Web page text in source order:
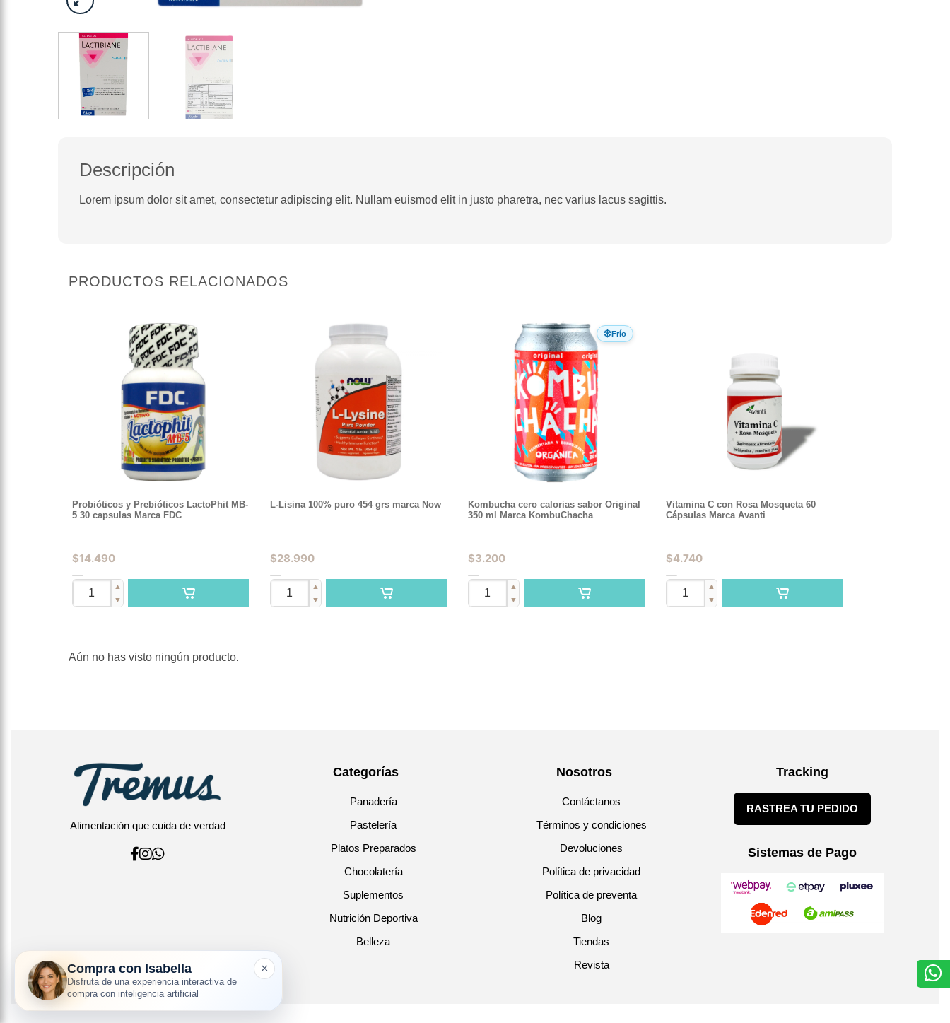
Descripción
Lorem ipsum dolor sit amet, consectetur adipiscing elit. Nullam euismod elit in justo pharetra, nec varius lacus sagittis.
PRODUCTOS RELACIONADOS
Probióticos y Prebióticos LactoPhit MB-
5 30 capsulas Marca FDC
$14.490
▲
▼
L-Lisina 100% puro 454 grs marca Now
$28.990
▲
▼
Frío
Kombucha cero calorias sabor Original
350 ml Marca KombuChacha
$3.200
▲
▼
Vitamina C con Rosa Mosqueta 60
Cápsulas Marca Avanti
$4.740
▲
▼
Aún no has visto ningún producto.
Alimentación que cuida de verdad
Categorías
Panadería
Pastelería
Platos Preparados
Chocolatería
Suplementos
Nutrición Deportiva
Belleza
Nosotros
Contáctanos
Términos y condiciones
Devoluciones
Política de privacidad
Política de preventa
Blog
Tiendas
Revista
Tracking
RASTREA TU PEDIDO
Sistemas de Pago